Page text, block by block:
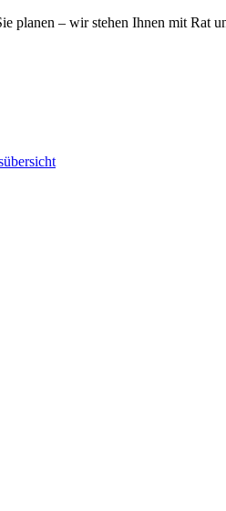
planen – wir stehen Ihnen mit Rat